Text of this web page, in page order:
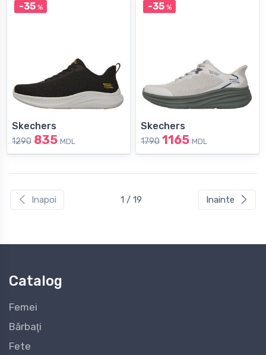
-35%
Skechers
1290 835 MDL
-35%
Skechers
1790 1165 MDL
Inapoi 1 / 19 Inainte
Catalog
Femei
Bărbaţi
Fete